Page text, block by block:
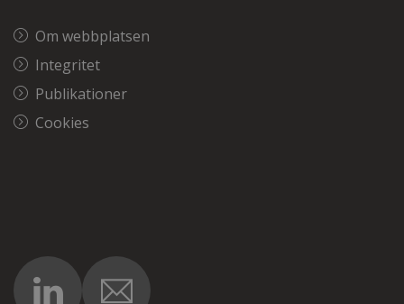
Om webbplatsen
Integritet
Publikationer
Cookies